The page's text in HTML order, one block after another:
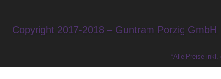
Copyright 2017-2018 – Guntram Porzig GmbH
*Alle Preise inkl.